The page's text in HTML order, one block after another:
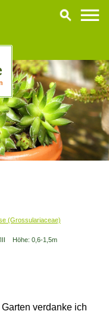
(Grossulariaceae)
Höhe: 0,6-1,5m
verdanke ich